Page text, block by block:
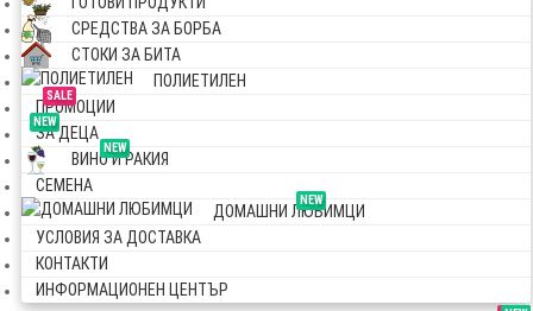
СРЕДСТВА ЗА БОРБА
СТОКИ ЗА БИТА
ПОЛИЕТИЛЕН
SALE
ПРОМОЦИИ
NEW
ЗА ДЕЦА
NEW
ВИНО И РАКИЯ
СЕМЕНА
NEW
ДОМАШНИ ЛЮБИМЦИ
УСЛОВИЯ ЗА ДОСТАВКА
КОНТАКТИ
ИНФОРМАЦИОНЕН ЦЕНТЪР